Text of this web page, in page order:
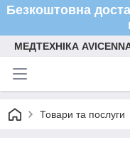
Безкоштовна
МЕДТЕХНІКА
Товари та послуги